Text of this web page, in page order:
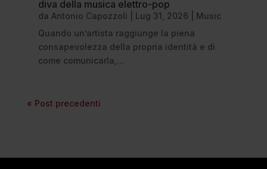
diva della musica elettro-pop
da Antonio Capozzoli Lug 31, 2026
Music
Quando un’artista raggiunge la piena
consapevolezza della propria identità e di
come comunicarla,...
« Post precedenti